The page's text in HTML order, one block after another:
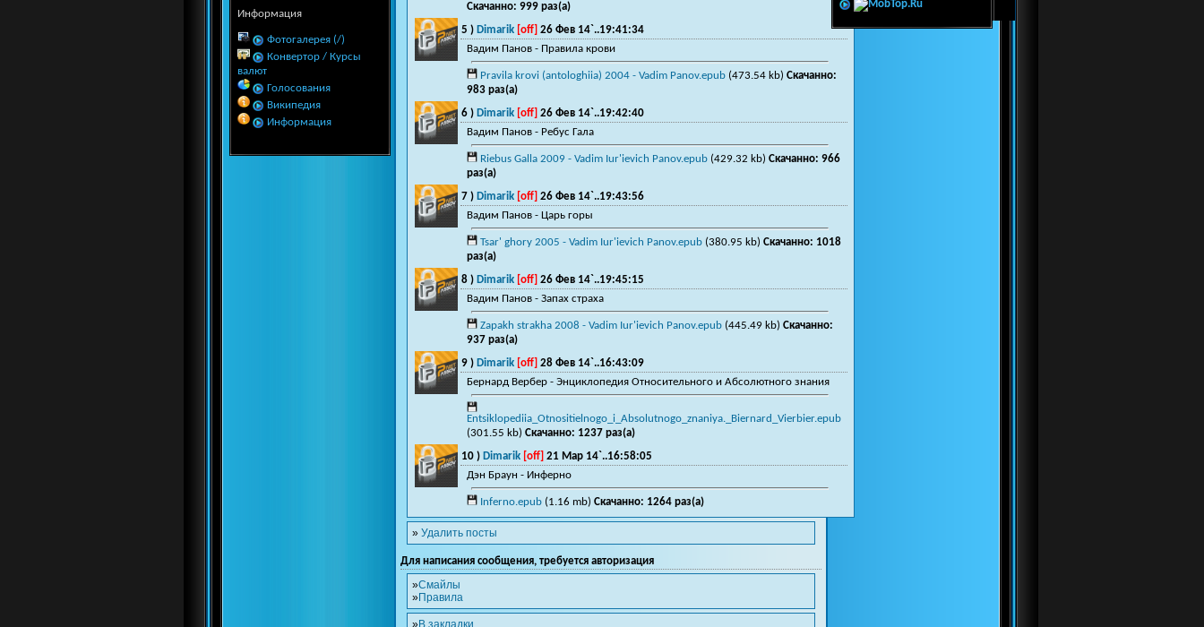
Информация
Фотогалерея (/)
Конвертор / Курсы
валют
Голосования
Википедия
Информация
Скачанно: 999 раз(a)
5 ) Dimarik [off] 26 Фев 14`..19:41:34
Вадим Панов - Правила крови
Pravila krovi (antologhiia) 2004 - Vadim Panov.epub (473.54 kb) Скачанно:
983 раз(a)
6 ) Dimarik [off] 26 Фев 14`..19:42:40
Вадим Панов - Ребус Гала
Riebus Galla 2009 - Vadim Iur'ievich Panov.epub (429.32 kb) Скачанно: 966
раз(a)
7 ) Dimarik [off] 26 Фев 14`..19:43:56
Вадим Панов - Царь горы
Tsar' ghory 2005 - Vadim Iur'ievich Panov.epub (380.95 kb) Скачанно: 1018
раз(a)
8 ) Dimarik [off] 26 Фев 14`..19:45:15
Вадим Панов - Запах страха
Zapakh strakha 2008 - Vadim Iur'ievich Panov.epub (445.49 kb) Скачанно:
937 раз(a)
9 ) Dimarik [off] 28 Фев 14`..16:43:09
Бернард Вербер - Энциклопедия Относительного и Абсолютного знания
Entsiklopediia_Otnositielnogo_i_Absolutnogo_znaniya._Biernard_Vierbier.epub
(301.55 kb) Скачанно: 1237 раз(a)
10 ) Dimarik [off] 21 Мар 14`..16:58:05
Дэн Браун - Инферно
Inferno.epub (1.16 mb) Скачанно: 1264 раз(a)
» Удалить посты
Для написания сообщения, требуется авторизация
»Смайлы
»Правила
»В закладки